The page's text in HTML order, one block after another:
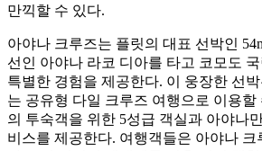
만끽할 수 있다.
아야나 크루즈는 플릿의 대표 선박인
선인 아야나 라코 디아를 타고 코모도
특별한 경험을 제공한다. 이 웅장한 선
는 공유형 다일 크루즈 여행으로 이용할
의 투숙객을 위한 5성급 객실과 아야나
비스를 제공한다. 여행객들은 아야나 크